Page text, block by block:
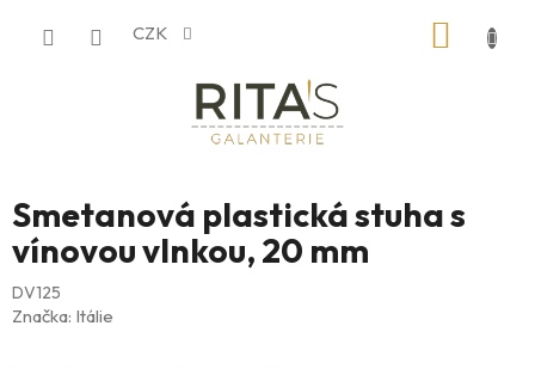
CZK
Smetanová plastická stuha s
vínovou vlnkou, 20 mm
DV125
Značka: Itálie